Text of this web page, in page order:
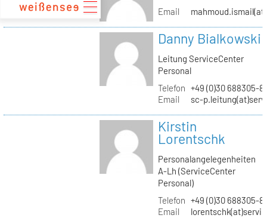
Email
Danny Bialkowski
Leitung ServiceCenter
Personal
Telefon +49 (0)30 688305-
Email
sc-
Kirstin
Lorentschk
Personalangelegenheiten
A-Lh (ServiceCenter
Personal)
Telefon +49 (0)30 688305-
Email